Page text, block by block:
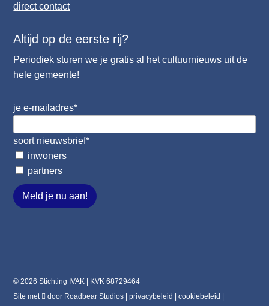
direct contact
Altijd op de eerste rij?
Periodiek sturen we je gratis al het cultuurnieuws uit de
hele gemeente!
je e-mailadres*
soort nieuwsbrief*
inwoners
partners
Meld je nu aan!
© 2026 Stichting IVAK | KVK 68729464
Site met
door Roadbear Studios |privacybeleid |cookiebeleid |